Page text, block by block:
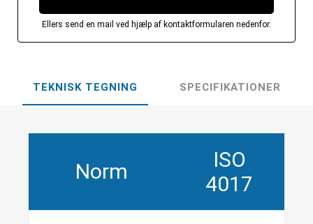
Ellers send en mail ved hjælp af kontaktformularen nedenfor.
TEKNISK TEGNING SPECIFIKATIONER
Norm
ISO
4017